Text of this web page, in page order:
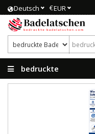
Deutsch €EUR
bedruckte